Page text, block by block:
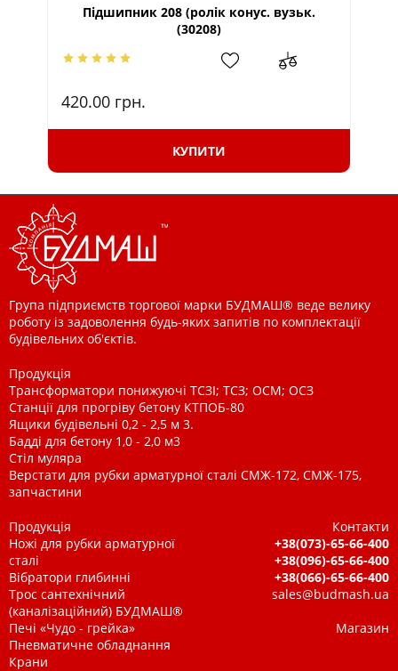
Підшипник 208 (ролік конус. вузьк.
(30208)
420.00 грн.
КУПИТИ
Група підприємств торгової марки БУДМАШ® веде велику
роботу із задоволення будь-яких запитів по комплектації
будівельних об'єктів.
Продукція
Трансформатори понижуючі ТСЗІ; ТСЗ; ОСМ; ОСЗ
Станції для прогріву бетону КТПОБ-80
Ящики будівельні 0,2 - 2,5 м 3.
Бадді для бетону 1,0 - 2,0 м3
Стіл муляра
Верстати для рубки арматурної сталі СМЖ-172, СМЖ-175,
запчастини
Продукція
Ножі для рубки арматурної
сталі
Вібратори глибинні
Трос сантехнічний
(каналізаційний) БУДМАШ®
Печі «Чудо - грейка»
Пневматичне обладнання
Крани
Контакти
+38(073)-65-66-400
+38(096)-65-66-400
+38(066)-65-66-400
sales@budmash.ua
Магазин